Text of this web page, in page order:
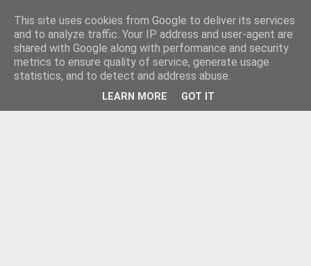
This site uses cookies from Google to deliver its services
and to analyze traffic. Your IP address and user-agent are
shared with Google along with performance and security
metrics to ensure quality of service, generate usage
statistics, and to detect and address abuse.
LEARN MORE GOT IT